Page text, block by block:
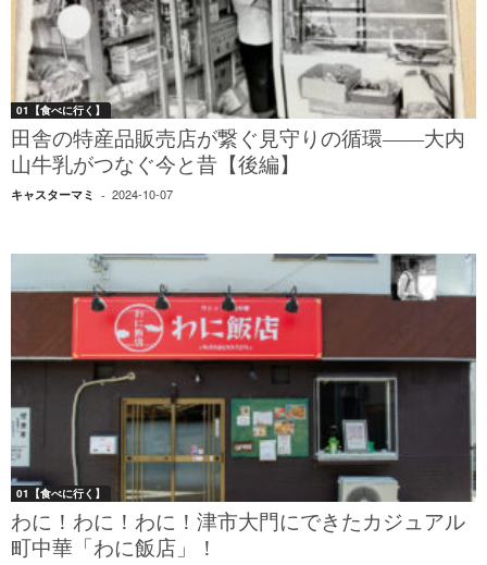
01【食べに行く】
田舎の特産品販売店が繋ぐ見守りの循環――大内
山牛乳がつなぐ今と昔【後編】
キャスターマミ - 2024-10-07
01【食べに行く】
わに！わに！わに！津市大門にできたカジュアル
町中華「わに飯店」！